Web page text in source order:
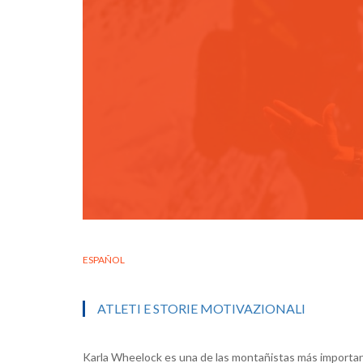
ESPAÑOL
ATLETI E STORIE MOTIVAZIONALI
Karla Wheelock es una de las montañistas más